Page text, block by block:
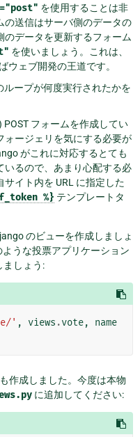
を使用することは非
の送信はサーバ側のデータの
データを更新するフォーム
を使いましょう。これは、
ウェブ開発の王道です。
ループが何度実行されたかを
フォームを作成してい
ォージェリを気にする必要が
がこれに対応するとても
いるので、あまり心配する必
イト内を URL に指定した
%} テンプレートタ
のビューを作成しましょ
ような投票アプリケーション
ましょう:
' , views .vote,
name
作成しました。今度は本物
に追加してください: